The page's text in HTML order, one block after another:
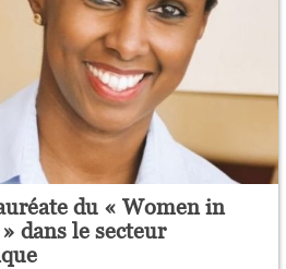
du « Women in
dans le secteur